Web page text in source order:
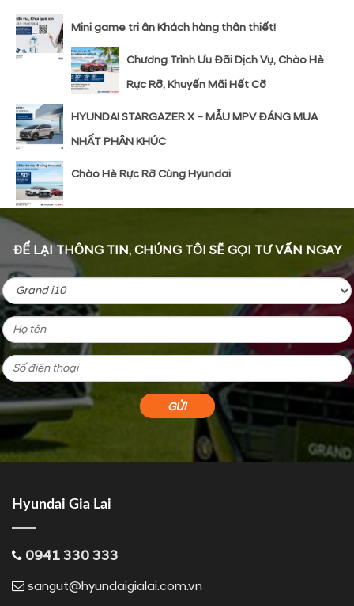
Mini game tri ân Khách hàng thân thiết!
Chương Trình Ưu Đãi Dịch Vụ, Chào Hè
Rực Rỡ, Khuyến Mãi Hết Cỡ
HYUNDAI STARGAZER X – MẪU MPV ĐÁNG MUA
NHẤT PHÂN KHÚC
Chào Hè Rực Rỡ Cùng Hyundai
ĐỂ LẠI THÔNG TIN, CHÚNG TÔI SẼ GỌI TƯ VẤN NGAY
Hyundai Gia Lai
0941 330 333
sangut@hyundaigialai.com.vn